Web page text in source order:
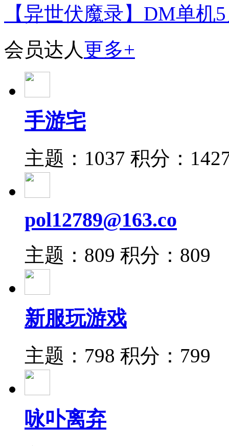
【异世伏魔录】DM单机
会员达人更多+
手游宅
主题：1037 积分：
pol12789@163.co
主题：809 积分：809
新服玩游戏
主题：798 积分：799
咏卟离弃